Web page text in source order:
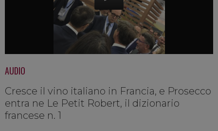
AUDIO
Cresce il vino italiano in Francia, e Prosecco
entra ne Le Petit Robert, il dizionario
francese n. 1